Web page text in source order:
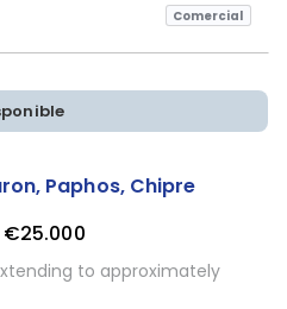
Comercial
Sujeta a Confirmación
Paphos, Chipre
€25.000
to approximately